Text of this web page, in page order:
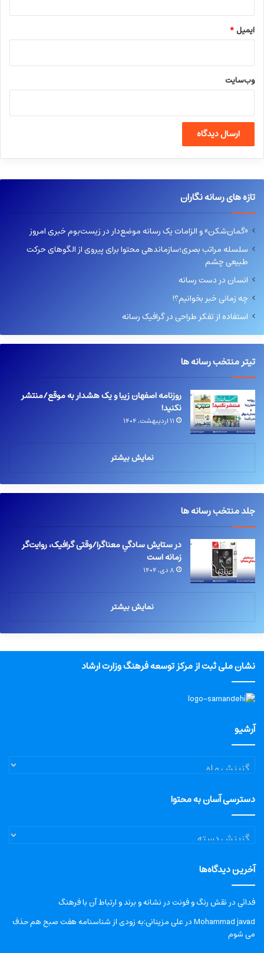
ایمیل*
وب‌سایت
تازه های رسانه نگاران
«گمان‌شکن» و الزامات یک رسانه موضع‌دار در زیست‌بوم خبری امروز
سلسله مراتب بصری؛سازماندهی محتوا برای پیروی از الگوهای حرکت
طبیعی چشم
انسان در دست رسانه
چه زمانی خبر بخوانیم؟!
استفاده از تفکر طراحی در گرافیک رسانه
تیتر منتخب رسانه ها
روزنامه اصفهان زیبا و یک هشدار به موقع/منتشر
نکنید!
۱۱ اردیبهشت, ۱۴۰۴
نمایش بیشتر
جلد منتخب رسانه ها
در ستایش سادگیِ معناگرا/وقتی گرافیک، روایت‌گر
زمانه است
۸ دی, ۱۴۰۴
نمایش بیشتر
نشان ملی ثبت از مرکز توسعه فرهنگ وزارت ارشاد
آرشیو
آرشیو
دسترسی آسان به محتوا
دسترسی
آسان
محتوا
آخرین دیدگاه‌ها
فدائیدرنقش رنگ و فونت در نشانه و برند و ارتباط آن با فرهنگ
Mohammad javadدرعلی مزینانی:به زودی از شناسنامه هفت صبح هم حذف
می شوم